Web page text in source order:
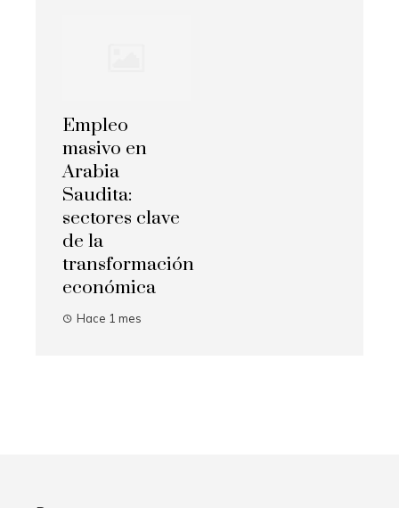
Empleo
masivo en
Arabia
Saudita:
sectores clave
de la
transformación
económica
Hace 1 mes